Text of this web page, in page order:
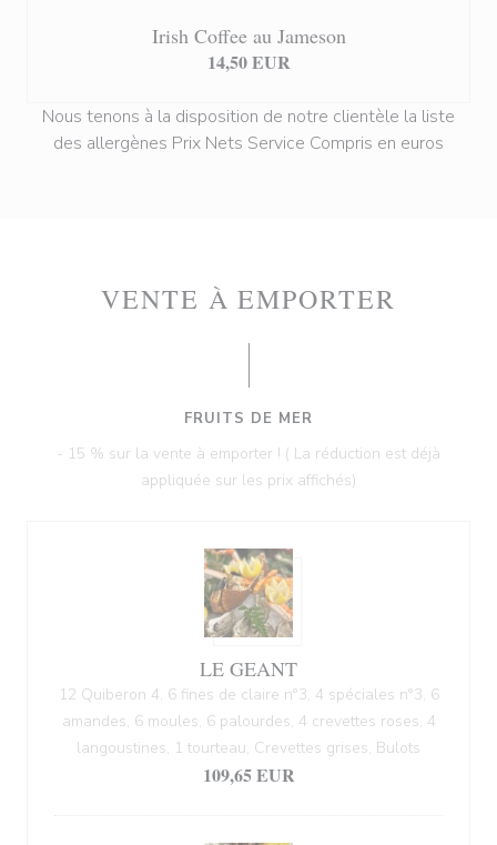
Irish Coffee au Jameson
14,50 EUR
Nous tenons à la disposition de notre clientèle la liste
des allergènes Prix Nets Service Compris en euros
VENTE À EMPORTER
FRUITS DE MER
- 15 % sur la vente à emporter ! ( La réduction est déjà
appliquée sur les prix affichés)
LE GEANT
12 Quiberon 4, 6 fines de claire n°3, 4 spéciales n°3, 6
amandes, 6 moules, 6 palourdes, 4 crevettes roses, 4
langoustines, 1 tourteau, Crevettes grises, Bulots
109,65 EUR